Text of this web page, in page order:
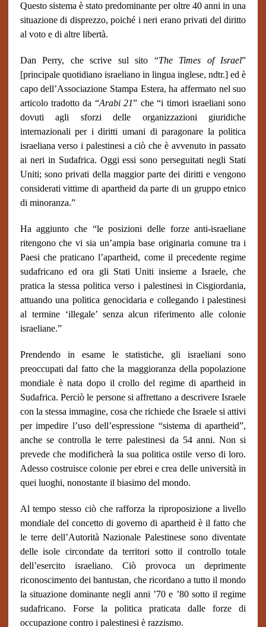
Questo sistema è stato predominante per oltre 40 anni in una
situazione di disprezzo, poiché i neri erano privati del diritto
al voto e di altre libertà.
Dan Perry, che scrive sul sito “The Times of Israel”
[principale quotidiano israeliano in lingua inglese, ndtr.] ed è
capo dell’Associazione Stampa Estera, ha affermato nel suo
articolo tradotto da “Arabi 21” che “i timori israeliani sono
dovuti agli sforzi delle organizzazioni giuridiche
internazionali per i diritti umani di paragonare la politica
israeliana verso i palestinesi a ciò che è avvenuto in passato
ai neri in Sudafrica. Oggi essi sono perseguitati negli Stati
Uniti; sono privati della maggior parte dei diritti e vengono
considerati vittime di apartheid da parte di un gruppo etnico
di minoranza.”
Ha aggiunto che “le posizioni delle forze anti-israeliane
ritengono che vi sia un’ampia base originaria comune tra i
Paesi che praticano l’apartheid, come il precedente regime
sudafricano ed ora gli Stati Uniti insieme a Israele, che
pratica la stessa politica verso i palestinesi in Cisgiordania,
attuando una politica genocidaria e collegando i palestinesi
al termine ‘illegale’ senza alcun riferimento alle colonie
israeliane.”
Prendendo in esame le statistiche, gli israeliani sono
preoccupati dal fatto che la maggioranza della popolazione
mondiale è nata dopo il crollo del regime di apartheid in
Sudafrica. Perciò le persone si affrettano a descrivere Israele
con la stessa immagine, cosa che richiede che Israele si attivi
per impedire l’uso dell’espressione “sistema di apartheid”,
anche se controlla le terre palestinesi da 54 anni. Non si
prevede che modificherà la sua politica ostile verso di loro.
Adesso costruisce colonie per ebrei e crea delle università in
quei luoghi, nonostante il biasimo del mondo.
Al tempo stesso ciò che rafforza la riproposizione a livello
mondiale del concetto di governo di apartheid è il fatto che
le terre dell’Autorità Nazionale Palestinese sono diventate
delle isole circondate da territori sotto il controllo totale
dell’esercito israeliano. Ciò provoca un deprimente
riconoscimento dei bantustan, che ricordano a tutto il mondo
la situazione dominante negli anni ’70 e ’80 sotto il regime
sudafricano. Forse la politica praticata dalle forze di
occupazione contro i palestinesi è razzismo.